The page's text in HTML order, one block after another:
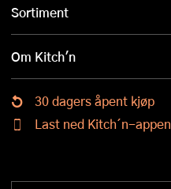
Sortiment
Om Kitch'n
30 dagers åpent kjøp
Last ned Kitch´n-appen